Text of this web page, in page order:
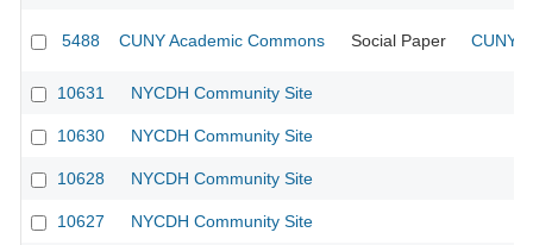
5488 CUNY Academic Commons Social Paper CUNY
10631 NYCDH Community Site
10630 NYCDH Community Site
10628 NYCDH Community Site
10627 NYCDH Community Site